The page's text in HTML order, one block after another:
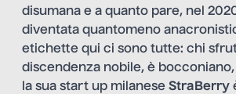
disumana e a quanto pare, nel
diventata quantomeno
etichette qui ci sono tutte: chi
discendenza nobile, è
la sua start up milanese StraBerry